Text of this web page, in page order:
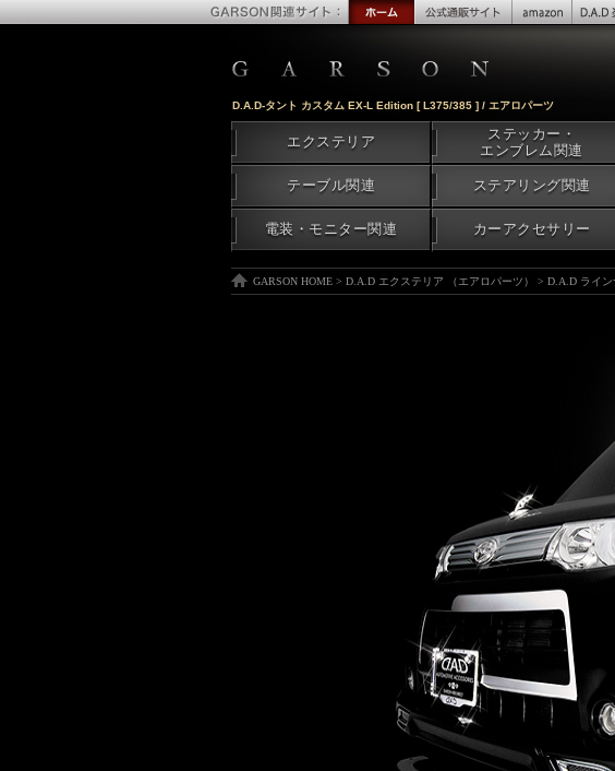
D.A.D-タント カスタム EX-L Edition [ L375/385 ] / エアロパーツ
エクステリア
ステッカー・
エンブレム関連
テーブル関連 ステアリング関連
電装・モニター関連 カーアクセサリー
GARSON HOME > D.A.D エクステリア （エアロパーツ） > D.A.D ライン